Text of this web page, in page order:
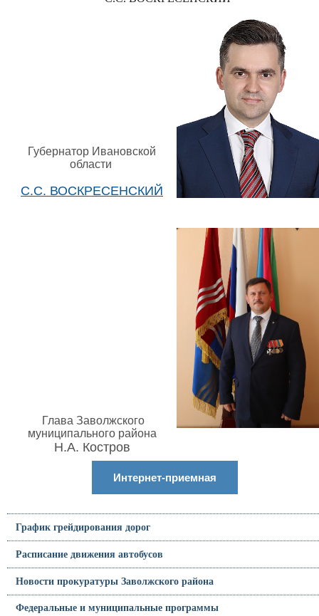
Губернатор Ивановской
области
С.С. ВОСКРЕСЕНСКИЙ
Глава Заволжского
муниципального района
Н.А. Костров
Интернет-приемная
График грейдирования дорог
Расписание движения автобусов
Новости прокуратуры Заволжского района
Федеральные и муниципальные программы